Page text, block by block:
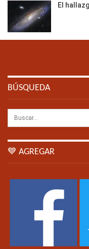
El
BÚSQUEDA
💙 AGREGAR